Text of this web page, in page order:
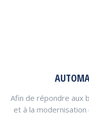
Afin de répondre aux
et à la